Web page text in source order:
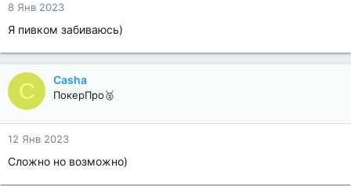
8 Янв 2023
Я пивком забиваюсь)
C Casha
ПокерПро🥈
12 Янв 2023
Сложно но возможно)